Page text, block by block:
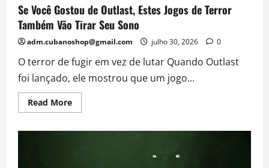
Se Você Gostou de Outlast, Estes Jogos de Terror
Também Vão Tirar Seu Sono
adm.cubanoshop@gmail.com julho 30, 2026 0
O terror de fugir em vez de lutar Quando Outlast
foi lançado, ele mostrou que um jogo...
Read MoreRead
more